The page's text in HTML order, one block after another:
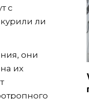
с
ли
они
их